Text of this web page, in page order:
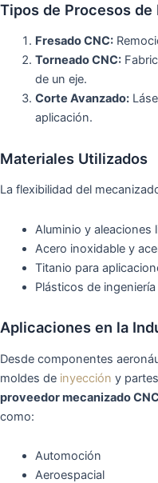
Tipos de Procesos de
Fresado CNC:
Torneado CNC:
de un eje.
Corte Avanzado:
aplicación.
Materiales Utilizados
La flexibilidad del
Aluminio y aleaciones
Acero inoxidable y
Titanio para
Plásticos de
Aplicaciones en la
Desde componentes
moldes de inyección y
proveedor mecanizado CNC
como:
Automoción
Aeroespacial